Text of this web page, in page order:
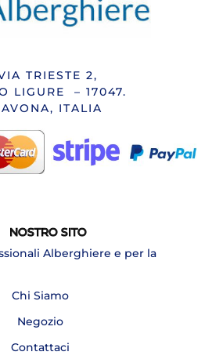
TRIESTE 2,
LIGURE – 17047.
ITALIA
NOSTRO SITO
Alberghiere e per la
Chi Siamo
Negozio
Contattaci